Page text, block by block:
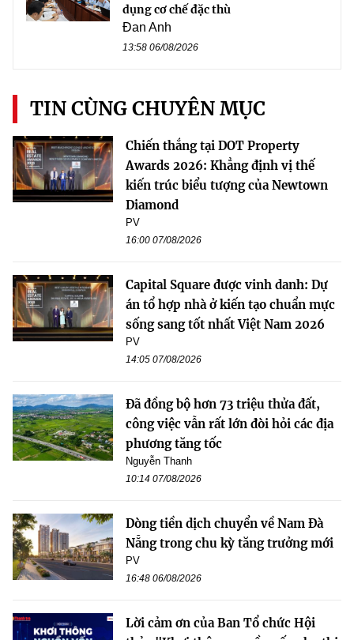
dụng cơ chế đặc thù
Đan Anh
13:58 06/08/2026
TIN CÙNG CHUYÊN MỤC
Chiến thắng tại DOT Property
Awards 2026: Khẳng định vị thế
kiến trúc biểu tượng của Newtown
Diamond
PV
16:00 07/08/2026
Capital Square được vinh danh: Dự
án tổ hợp nhà ở kiến tạo chuẩn mực
sống sang tốt nhất Việt Nam 2026
PV
14:05 07/08/2026
Đã đồng bộ hơn 73 triệu thửa đất,
công việc vẫn rất lớn đòi hỏi các địa
phương tăng tốc
Nguyễn Thanh
10:14 07/08/2026
Dòng tiền dịch chuyển về Nam Đà
Nẵng trong chu kỳ tăng trưởng mới
PV
16:48 06/08/2026
Lời cảm ơn của Ban Tổ chức Hội